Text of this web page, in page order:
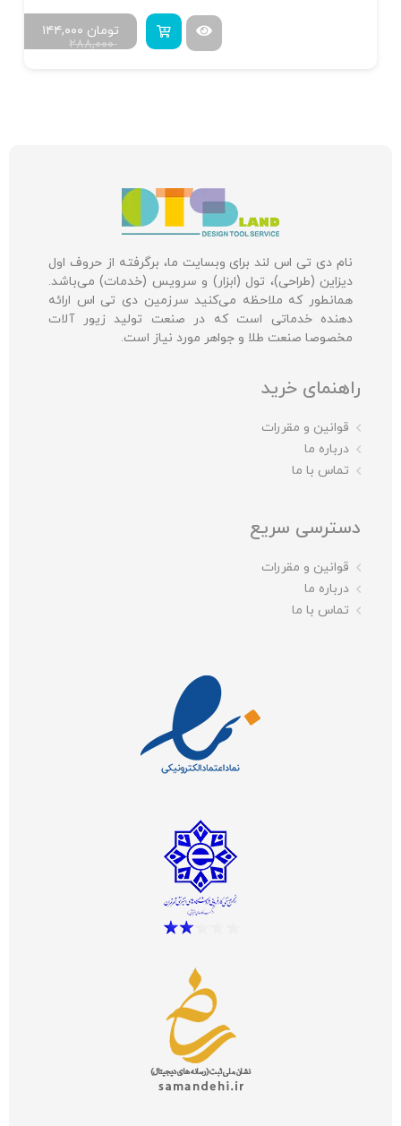
۲۸۸,۰۰۰
۱۴۴,۰۰۰ تومان
نام دی تی اس لند برای وبسایت ما، برگرفته از حروف اول
دیزاین (طراحی)، تول (ابزار) و سرویس (خدمات) می‌باشد.
همانطور که ملاحظه می‌کنید سرزمین دی تی اس ارائه
دهنده خدماتی است که در صنعت تولید زیور آلات
مخصوصا صنعت طلا و جواهر مورد نیاز است.
راهنمای خرید
قوانین و مقررات
درباره ما
تماس با ما
دسترسی سریع
قوانین و مقررات
درباره ما
تماس با ما